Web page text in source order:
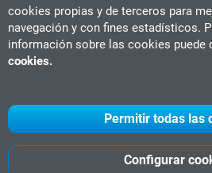
cookies propias y de terceros para
navegación y con fines estadísticos.
información sobre las cookies puede
cookies.
Configurar
Permitir todas las